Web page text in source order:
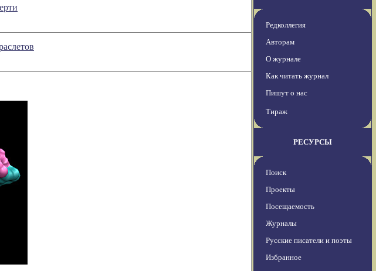
Редколлегия
Авторам
О журнале
Как читать журнал
Пишут о нас
Тираж
РЕСУРСЫ
Поиск
Проекты
Посещаемость
Журналы
Русские писатели и поэты
Избранное